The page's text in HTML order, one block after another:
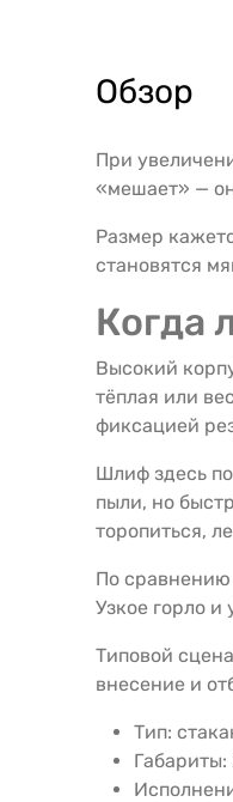
Обзор
При
«мешает» —
Размер
становятся
Когда
Высокий
тёплая или
фиксацией
Шлиф здесь
пыли, но
торопиться,
По сравнению
Узкое горло
Типовой
внесение и
Тип: